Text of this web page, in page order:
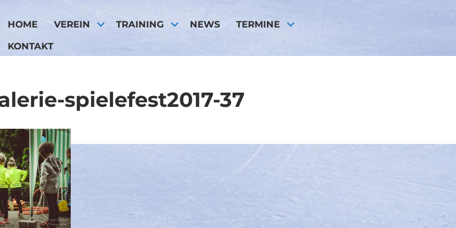
HOME VEREIN TRAINING NEWS TERMINE
KONTAKT
spielefest2017-37